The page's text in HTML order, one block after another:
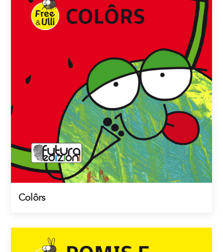
Colôrs